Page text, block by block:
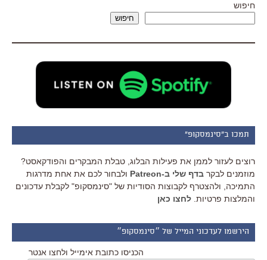
חיפוש
חיפוש
תמכו ב"סינמסקופ"
רוצים לעזור לממן את פעילות הבלוג, טבלת המבקרים והפודקאסט?
מוזמנים לבקר בדף שלי ב-Patreon
ולבחור לכם את אחת מדרגות
התמיכה, ולהצטרף לקבוצות הסודיות של "סינמסקופ" לקבלת עדכונים
והמלצות פרטיות. לחצו כאן
הירשמו לעדכוני המייל של ״סינמסקופ״
הכניסו כתובת אימייל ולחצו אנטר